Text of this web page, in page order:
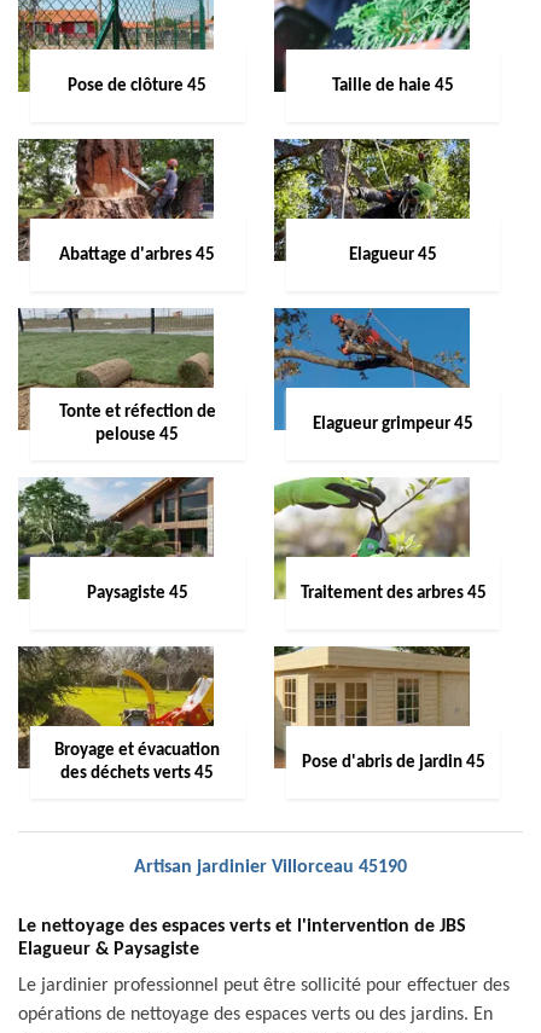
Pose de clôture 45 Taille de haie 45
Abattage d'arbres 45 Elagueur 45
Tonte et réfection de
pelouse 45
Elagueur grimpeur 45
Paysagiste 45 Traitement des arbres 45
Broyage et évacuation
des déchets verts 45
Pose d'abris de jardin 45
Artisan jardinier Villorceau 45190
Le nettoyage des espaces verts et l'intervention de JBS
Elagueur & Paysagiste
Le jardinier professionnel peut être sollicité pour effectuer des
opérations de nettoyage des espaces verts ou des jardins. En